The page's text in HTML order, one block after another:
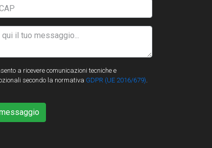
a ricevere comunicazioni tecniche e
secondo la normativa GDPR (UE 2016/679).